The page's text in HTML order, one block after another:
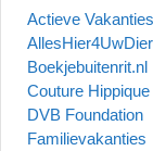
Actieve Vakanties
AllesHier4UwDier
Boekjebuitenrit.nl
Couture Hippique
DVB Foundation
Familievakanties